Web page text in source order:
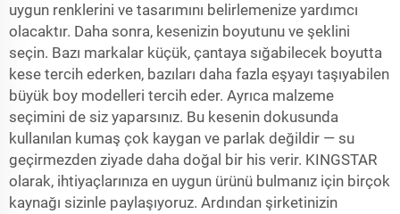
uygun renklerini ve tasarımını belirlemenize yardımcı
olacaktır. Daha sonra, kesenizin boyutunu ve şeklini
seçin. Bazı markalar küçük, çantaya sığabilecek boyutta
kese tercih ederken, bazıları daha fazla eşyayı taşıyabilen
büyük boy modelleri tercih eder. Ayrıca malzeme
seçimini de siz yaparsınız. Bu kesenin dokusunda
kullanılan kumaş çok kaygan ve parlak değildir — su
geçirmezden ziyade daha doğal bir his verir. KINGSTAR
olarak, ihtiyaçlarınıza en uygun ürünü bulmanız için birçok
kaynağı sizinle paylaşıyoruz. Ardından şirketinizin